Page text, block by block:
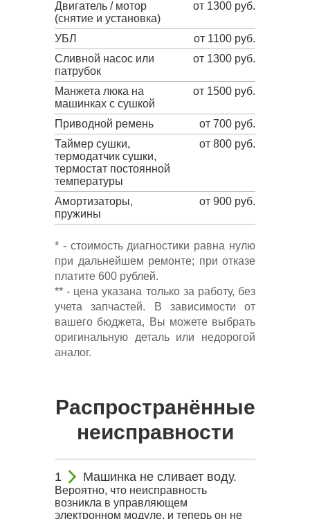
Двигатель / мотор
(снятие и установка)
от 1300 руб.
УБЛ
от 1100 руб.
Сливной насос или
патрубок
от 1300 руб.
Манжета люка на
машинках с сушкой
от 1500 руб.
Приводной ремень
от 700 руб.
Таймер сушки,
термодатчик сушки,
термостат постоянной
температуры
от 800 руб.
Амортизаторы,
пружины
от 900 руб.
* - стоимость диагностики равна нулю
при дальнейшем ремонте; при отказе
платите 600 рублей.
** - цена указана только за работу, без
учета запчастей. В зависимости от
вашего бюджета, Вы можете выбрать
оригинальную деталь или недорогой
аналог.
Распространённые
неисправности
Машинка не сливает воду.
Вероятно, что неисправность
возникла в управляющем
электронном модуле, и теперь он не